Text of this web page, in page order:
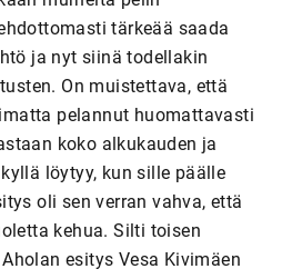
tärkeää saada
ja nyt siinä todellakin
On muistettava, että
pelannut huomattavasti
koko alkukauden ja
löytyy, kun sille päälle
oli sen verran vahva, että
kehua. Silti toisen
esitys Vesa Kivimäen